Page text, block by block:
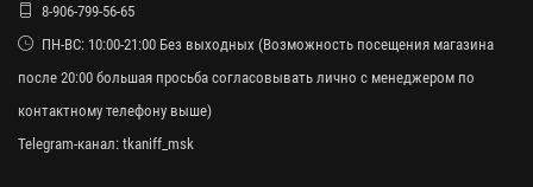
8-906-799-56-65
ПН-ВС: 10:00-21:00 Без выходных (Возможность посещения магазина
после 20:00 большая просьба согласовывать лично с менеджером по
контактному телефону выше)
Telegram-канал: tkaniff_msk